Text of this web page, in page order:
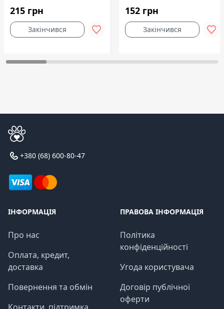
215 грн
Закінчився
152 грн
Закінчився
+380 (68) 600-80-47
ІНФОРМАЦІЯ
Про нас
Оплата, кредит,
доставка
Повернення та обмін
ПРАВОВА ІНФОРМАЦІЯ
Політика
конфіденційності
Угода користувача
Договір публічної
оферти